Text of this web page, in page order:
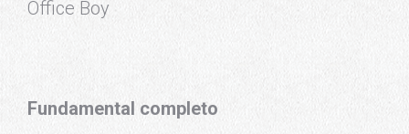
Office Boy
Fundamental completo